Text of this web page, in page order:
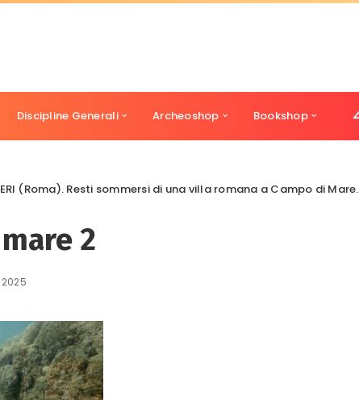
Discipline Generali Archeoshop Bookshop
(Roma). Resti sommersi di una villa romana a Campo di Mare.
2